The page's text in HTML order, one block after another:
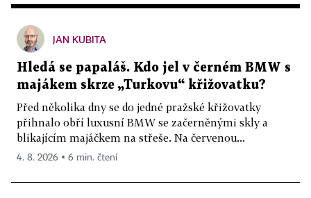
JAN KUBITA
Hledá se papaláš. Kdo jel v černém BMW s
majákem skrze „Turkovu“ křižovatku?
Před několika dny se do jedné pražské křižovatky
přihnalo obří luxusní BMW se začerněnými skly a
blikajícím majáčkem na střeše. Na červenou...
4. 8. 2026 ▪ 6 min. čtení